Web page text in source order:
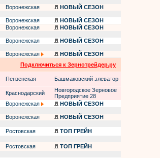
Воронежская
НОВЫЙ СЕЗОН
Воронежская
НОВЫЙ СЕЗОН
Воронежская
НОВЫЙ СЕЗОН
Воронежская
НОВЫЙ СЕЗОН
Воронежская
НОВЫЙ СЕЗОН
Подключиться к Зернотрейдер.ру
Пензенская Башмаковский элеватор
Краснодарский
Новгородское Зерновое
Предприятие 28
Воронежская
НОВЫЙ СЕЗОН
Воронежская
НОВЫЙ СЕЗОН
Ростовская
ТОП ГРЕЙН
Ростовская
ТОП ГРЕЙН